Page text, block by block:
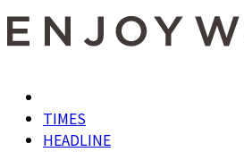
TIMES
HEADLINE